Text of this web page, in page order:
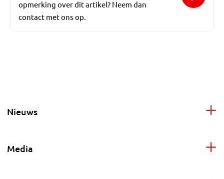
opmerking over dit artikel? Neem dan
contact met ons op.
Nieuws
Media